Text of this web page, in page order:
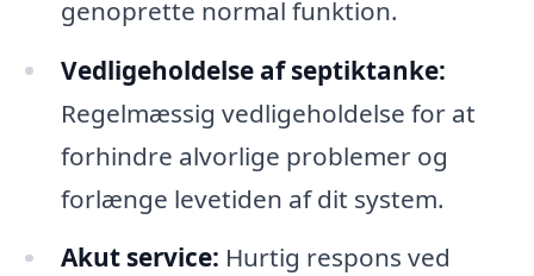
genoprette normal funktion.
Vedligeholdelse af septiktanke:
Regelmæssig vedligeholdelse for at
forhindre alvorlige problemer og
forlænge levetiden af dit system.
Akut service: Hurtig respons ved